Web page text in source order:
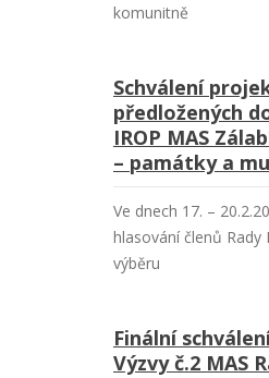
komunitně
Schválení
předložených
IROP MAS
– památky a
Ve dnech 17. –
hlasování členů Rady
výběru
Finální
Výzvy č.2 MAS